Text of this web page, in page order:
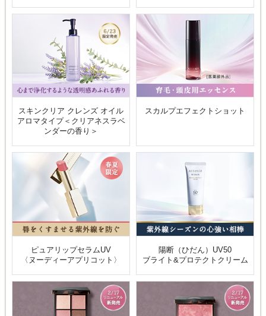
スキンクリア クレンズ オイル
アロマタイプ＜クリアネスラベ
ンダーの香り＞
スカルプエフェクトショット
ピュアリップセラムUV
〈ヌーディーアプリコット〉
陽断（ひだん）UV50
ブライト&プロテクトクリーム